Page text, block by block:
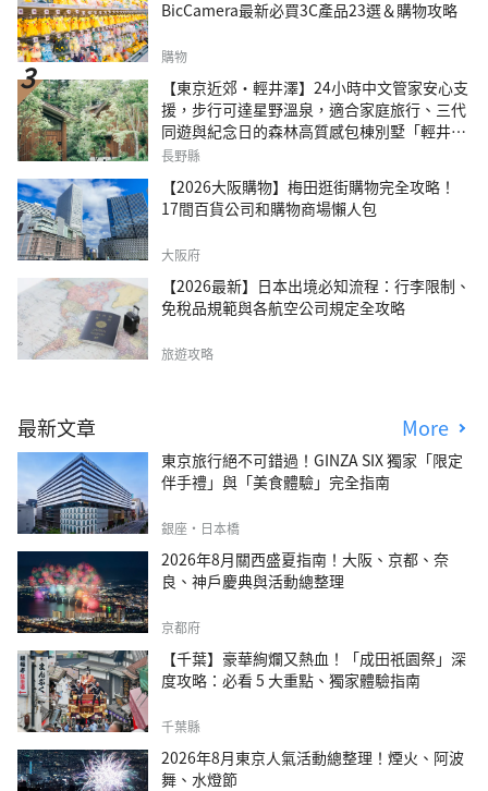
BicCamera最新必買3C產品23選＆購物攻略
購物
【東京近郊・輕井澤】24小時中文管家安心支
援，步行可達星野溫泉，適合家庭旅行、三代
同遊與紀念日的森林高質感包棟別墅「輕井澤
森四季VILLA」
長野縣
【2026大阪購物】梅田逛街購物完全攻略！
17間百貨公司和購物商場懶人包
大阪府
【2026最新】日本出境必知流程：行李限制、
免稅品規範與各航空公司規定全攻略
旅遊攻略
最新文章 More
東京旅行絕不可錯過！GINZA SIX 獨家「限定
伴手禮」與「美食體驗」完全指南
銀座・日本橋
2026年8月關西盛夏指南！大阪、京都、奈
良、神戶慶典與活動總整理
京都府
【千葉】豪華絢爛又熱血！「成田祇園祭」深
度攻略：必看 5 大重點、獨家體驗指南
千葉縣
2026年8月東京人氣活動總整理！煙火、阿波
舞、水燈節